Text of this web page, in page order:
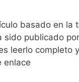
basado en la
sido publicado
leerlo completo
enlace